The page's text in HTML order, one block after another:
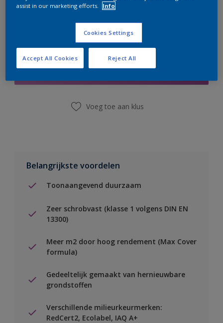
Boodschappenlijst
Voeg toe aan klus
Belangrijkste voordelen
Toonaangevend duurzaam
Zeer schrobvast (klasse 1 volgens DIN EN
13300)
Meer m2 door hoog rendement (Max Cover
formula)
Gedeeltelijk gemaakt van hernieuwbare
grondstoffen
Verschillende milieurkeurmerken:
RedCert2, Ecolabel, IAQ A+
assist in our marketing efforts.
Info
Cookies Settings
Reject All
Accept All Cookies